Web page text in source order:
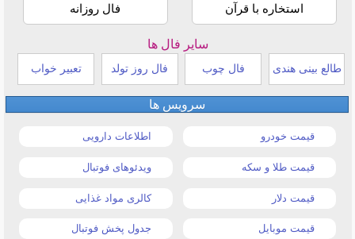
استخاره با قرآن فال روزانه
سایر فال ها
طالع بینی هندی فال چوب فال روز تولد تعبیر خواب
سرویس ها
قیمت خودرو اطلاعات دارویی
قیمت طلا و سکه ویدئوهای فوتبال
قیمت دلار کالری مواد غذایی
قیمت موبایل جدول پخش فوتبال